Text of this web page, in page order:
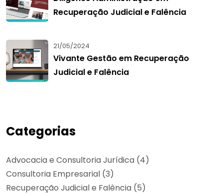
Recuperação Judicial e Falência
21/05/2024
Vivante Gestão em Recuperação
Judicial e Falência
Categorias
Advocacia e Consultoria Jurídica (4)
Consultoria Empresarial (3)
Recuperação Judicial e Falência (5)